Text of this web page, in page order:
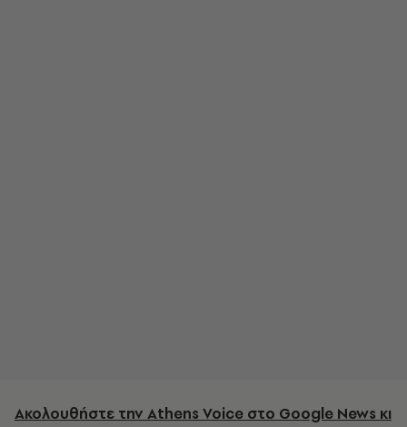
Ακολουθήστε την Athens Voice στο Google News κι